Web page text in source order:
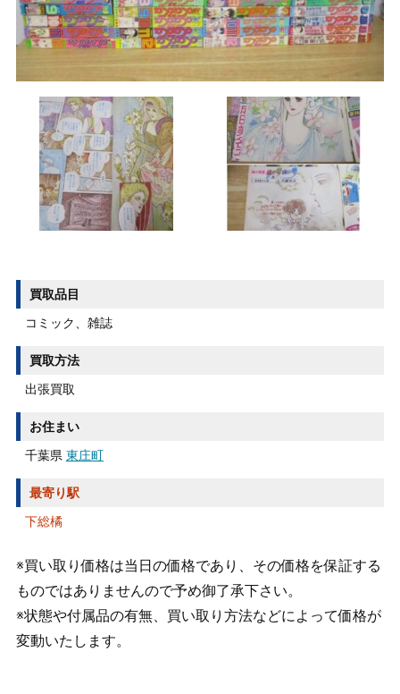
買取品目
コミック、雑誌
買取方法
出張買取
お住まい
千葉県 東庄町
最寄り駅
下総橘
※買い取り価格は当日の価格であり、その価格を保証する
ものではありませんので予め御了承下さい。
※状態や付属品の有無、買い取り方法などによって価格が
変動いたします。